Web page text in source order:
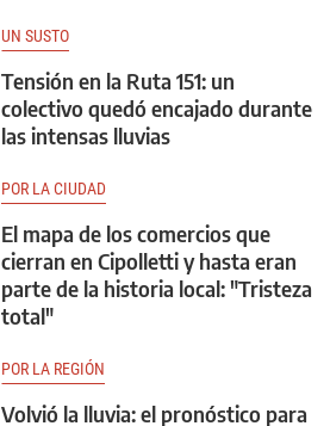
UN SUSTO
Tensión en la Ruta 151: un
colectivo quedó encajado durante
las intensas lluvias
POR LA CIUDAD
El mapa de los comercios que
cierran en Cipolletti y hasta eran
parte de la historia local: "Tristeza
total"
POR LA REGIÓN
Volvió la lluvia: el pronóstico para